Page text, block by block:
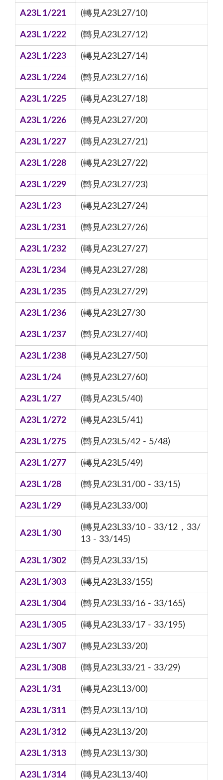
A23L 1/221 (轉見A23L27/10)
A23L 1/222 (轉見A23L27/12)
A23L 1/223 (轉見A23L27/14)
A23L 1/224 (轉見A23L27/16)
A23L 1/225 (轉見A23L27/18)
A23L 1/226 (轉見A23L27/20)
A23L 1/227 (轉見A23L27/21)
A23L 1/228 (轉見A23L27/22)
A23L 1/229 (轉見A23L27/23)
A23L 1/23 (轉見A23L27/24)
A23L 1/231 (轉見A23L27/26)
A23L 1/232 (轉見A23L27/27)
A23L 1/234 (轉見A23L27/28)
A23L 1/235 (轉見A23L27/29)
A23L 1/236 (轉見A23L27/30
A23L 1/237 (轉見A23L27/40)
A23L 1/238 (轉見A23L27/50)
A23L 1/24 (轉見A23L27/60)
A23L 1/27 (轉見A23L5/40)
A23L 1/272 (轉見A23L5/41)
A23L 1/275 (轉見A23L5/42 - 5/48)
A23L 1/277 (轉見A23L5/49)
A23L 1/28 (轉見A23L31/00 - 33/15)
A23L 1/29 (轉見A23L33/00)
A23L 1/30
(轉見A23L33/10 - 33/12，33/
13 - 33/145)
A23L 1/302 (轉見A23L33/15)
A23L 1/303 (轉見A23L33/155)
A23L 1/304 (轉見A23L33/16 - 33/165)
A23L 1/305 (轉見A23L33/17 - 33/195)
A23L 1/307 (轉見A23L33/20)
A23L 1/308 (轉見A23L33/21 - 33/29)
A23L 1/31 (轉見A23L13/00)
A23L 1/311 (轉見A23L13/10)
A23L 1/312 (轉見A23L13/20)
A23L 1/313 (轉見A23L13/30)
A23L 1/314 (轉見A23L13/40)